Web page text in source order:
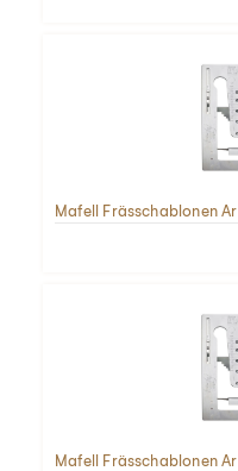
Mafell Frässchablonen
Mafell Frässchablonen